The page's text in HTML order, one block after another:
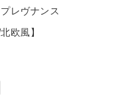
レヴナンス
欧風】